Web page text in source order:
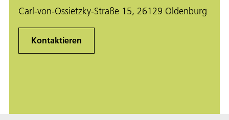
Carl-von-Ossietzky-Straße 15, 26129 Oldenburg
Kontaktieren